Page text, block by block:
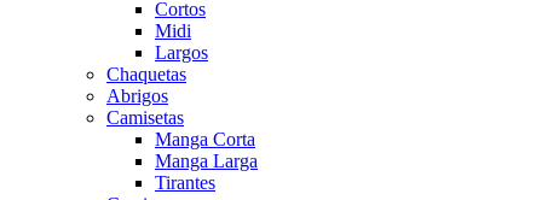
Cortos
Midi
Largos
Chaquetas
Abrigos
Camisetas
Manga Corta
Manga Larga
Tirantes